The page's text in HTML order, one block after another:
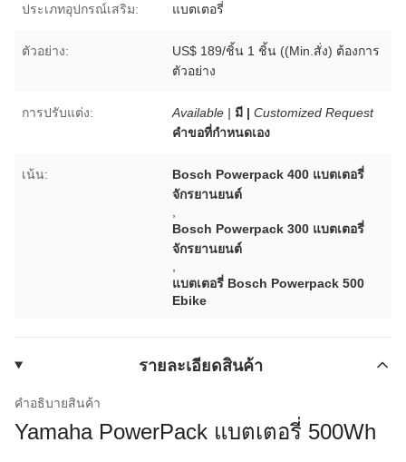
ประเภทอุปกรณ์เสริม: แบตเตอรี่
ตัวอย่าง:
US$ 189/ชิ้น 1 ชิ้น ((Min.สั่ง) ต้องการ
ตัวอย่าง
การปรับแต่ง: Available | มี | Customized Request
คำขอที่กำหนดเอง
เน้น:
Bosch Powerpack 400 แบตเตอรี่
จักรยานยนต์
Bosch Powerpack 300 แบตเตอรี่
จักรยานยนต์
แบตเตอรี่ Bosch Powerpack 500
Ebike
รายละเอียดสินค้า
คําอธิบายสินค้า
Yamaha PowerPack แบตเตอรี่ 500Wh